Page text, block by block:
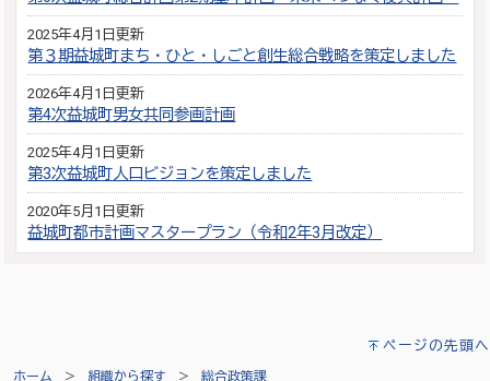
2025年4月1日更新
第３期益城町まち・ひと・しごと創生総合戦略を策定しました
2026年4月1日更新
第4次益城町男女共同参画計画
2025年4月1日更新
第3次益城町人口ビジョンを策定しました
2020年5月1日更新
益城町都市計画マスタープラン（令和2年3月改定）
ページの先頭へ
ホーム 組織から探す
総合政策課